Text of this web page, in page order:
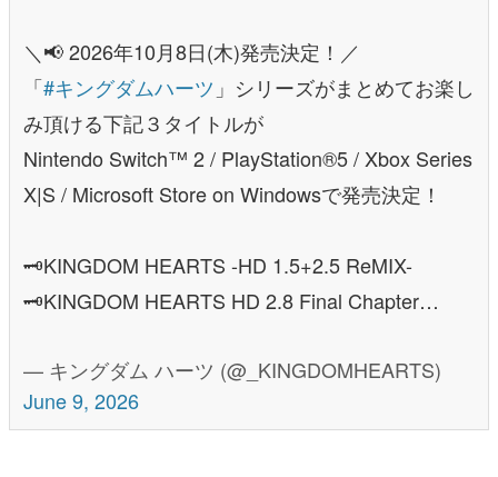
＼📢 2026年10月8日(木)発売決定！／
「#キングダムハーツ 」シリーズがまとめてお楽し
み頂ける下記３タイトルが
Nintendo Switch™ 2 / PlayStation®5 / Xbox Series
X|S / Microsoft Store on Windowsで発売決定！
🗝KINGDOM HEARTS -HD 1.5+2.5 ReMIX-
🗝KINGDOM HEARTS HD 2.8 Final Chapter…
— キングダム ハーツ (@_KINGDOMHEARTS)
June 9, 2026